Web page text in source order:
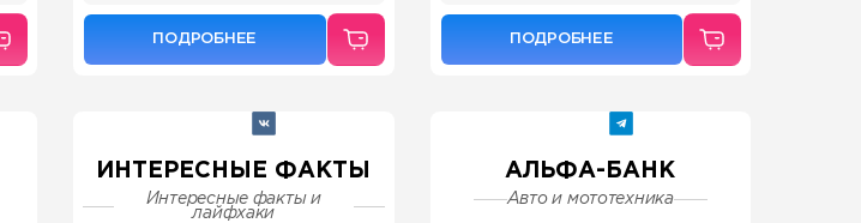
ПОДРОБНЕЕ ПОДРОБНЕЕ
ИНТЕРЕСНЫЕ ФАКТЫ
Интересные факты и
лайфхаки
АЛЬФА-БАНК
Авто и мототехника